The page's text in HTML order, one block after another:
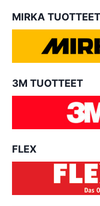
MIRKA TUOTTEET
3M TUOTTEET
FLEX